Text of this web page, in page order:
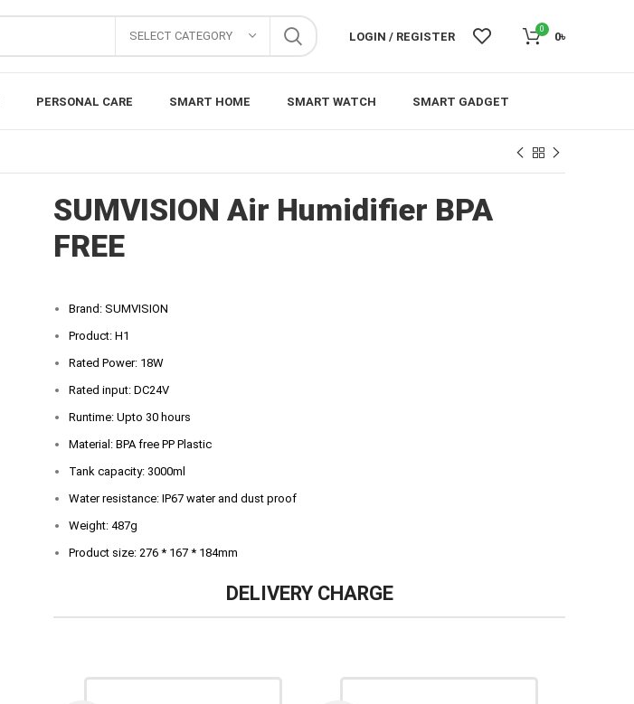
SELECT CATEGORY LOGIN / REGISTER
0
0৳
PERSONAL CARE SMART HOME SMART WATCH SMART GADGET
SUMVISION Air Humidifier BPA
FREE
Brand: SUMVISION
Product: H1
Rated Power: 18W
Rated input: DC24V
Runtime: Upto 30 hours
Material: BPA free PP Plastic
Tank capacity: 3000ml
Water resistance: IP67 water and dust proof
Weight: 487g
Product size: 276 * 167 * 184mm
DELIVERY CHARGE